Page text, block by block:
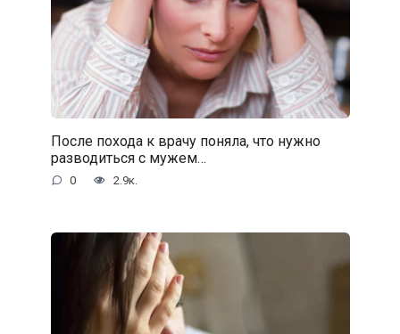
После похода к врачу поняла, что нужно
разводиться с мужем…
0 2.9к.